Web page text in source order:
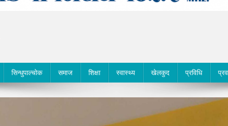
सिन्धुपाल्चोक समाज शिक्षा स्वास्थ्य खेलकुद प्रविधि